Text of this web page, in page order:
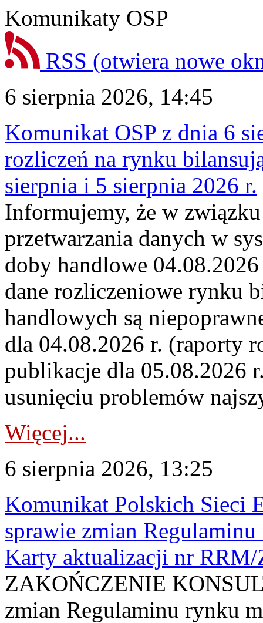
Komunikaty OSP
RSS (otwiera nowe
6 sierpnia 2026, 14:45
Komunikat OSP z dnia 6
rozliczeń na rynku
sierpnia i 5 sierpnia 2026 r.
Informujemy, że w
przetwarzania danych w
doby handlowe
dane rozliczeniowe rynku
handlowych są
dla 04.08.2026 r. (raporty
publikacje dla 05.08.2026
usunięciu problemów
Więcej...
6 sierpnia 2026, 13:25
Komunikat Polskich Sieci
sprawie zmian
Karty aktualizacji nr
ZAKOŃCZENIE
zmian Regulaminu rynku